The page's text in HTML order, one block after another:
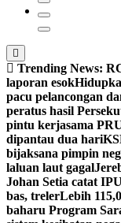
Trending News:
laporan esok
pacu pelancongan
peratus hasil
pintu kerjasama
dipantau dua hari
bijaksana pimpin
laluan laut gagal
Johan Setia catat
bas, trelerLebih
baharu Program